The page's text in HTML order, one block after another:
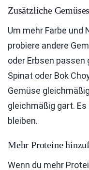
Zusätzliche
Um mehr Farbe
probiere andere
oder Erbsen passen
Spinat oder Bok
Gemüse
gleichmäßig gart.
bleiben.
Mehr Proteine
Wenn du mehr